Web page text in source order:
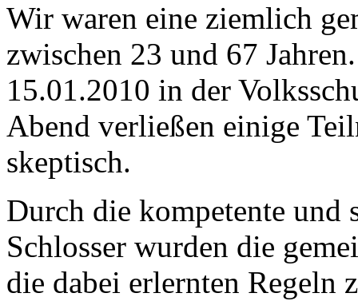
Wir waren eine ziemlich
zwischen 23 und 67
15.01.2010 in der
Abend verließen einige
skeptisch.
Durch die kompetente und
Schlosser wurden die
die dabei erlernten Regeln